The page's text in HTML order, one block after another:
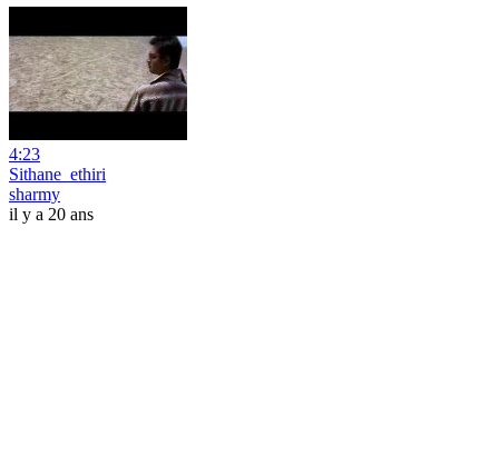
4:23
Sithane_ethiri
sharmy
il y a 20 ans